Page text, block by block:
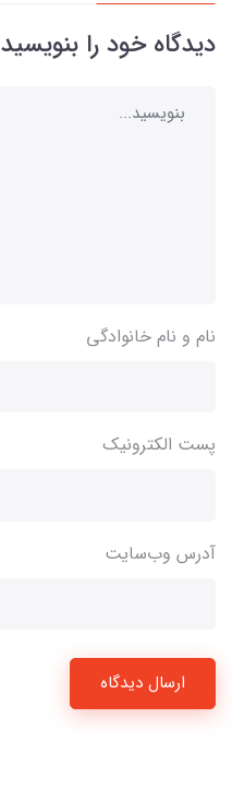
دیدگاه خود را بنویسید
نام و نام خانوادگی
پست الکترونیک
آدرس وب‌سایت
ارسال دیدگاه